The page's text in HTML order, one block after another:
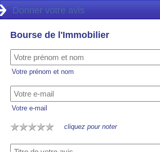
Donner votre avis
Bourse de l'Immobilier
Votre prénom et nom
Votre e-mail
cliquez pour noter